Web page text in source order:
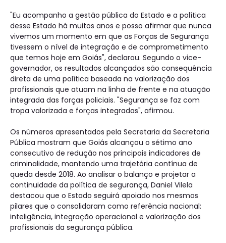
"Eu acompanho a gestão pública do Estado e a política
desse Estado há muitos anos e posso afirmar que nunca
vivemos um momento em que as Forças de Segurança
tivessem o nível de integração e de comprometimento
que temos hoje em Goiás", declarou. Segundo o vice-
governador, os resultados alcançados são consequência
direta de uma política baseada na valorização dos
profissionais que atuam na linha de frente e na atuação
integrada das forças policiais. "Segurança se faz com
tropa valorizada e forças integradas", afirmou.
Os números apresentados pela Secretaria da Secretaria
Pública mostram que Goiás alcançou o sétimo ano
consecutivo de redução nos principais indicadores de
criminalidade, mantendo uma trajetória contínua de
queda desde 2018. Ao analisar o balanço e projetar a
continuidade da política de segurança, Daniel Vilela
destacou que o Estado seguirá apoiado nos mesmos
pilares que o consolidaram como referência nacional:
inteligência, integração operacional e valorização dos
profissionais da segurança pública.